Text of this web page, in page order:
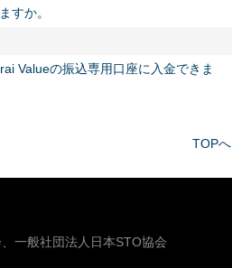
すか。
Valueの振込専用口座に入金できま
TOPへ
一般社団法人日本STO協会